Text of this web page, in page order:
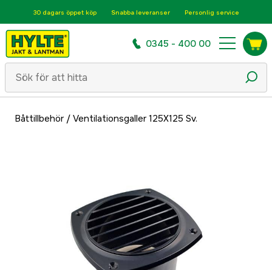
30 dagars öppet köp Snabba leveranser Personlig service
0345 - 400 00
Båttillbehör/ Ventilationsgaller 125X125 Sv.